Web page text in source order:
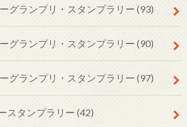
グランプリ・スタンプラリー (93)
グランプリ・スタンプラリー (90)
グランプリ・スタンプラリー (97)
スタンプラリー (42)